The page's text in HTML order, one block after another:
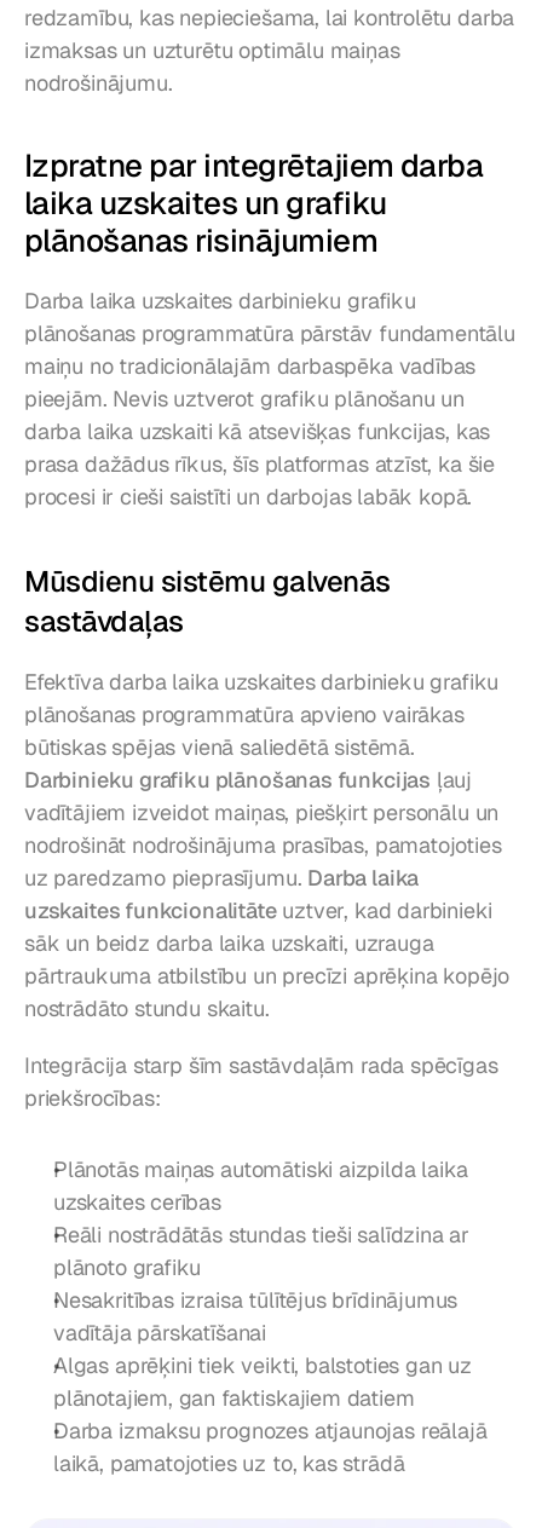
redzamību, kas nepieciešama, lai kontrolētu darba
izmaksas un uzturētu optimālu maiņas
nodrošinājumu.
Izpratne par integrētajiem darba
laika uzskaites un grafiku
plānošanas risinājumiem
Darba laika uzskaites darbinieku grafiku
plānošanas programmatūra pārstāv fundamentālu
maiņu no tradicionālajām darbaspēka vadības
pieejām. Nevis uztverot grafiku plānošanu un
darba laika uzskaiti kā atsevišķas funkcijas, kas
prasa dažādus rīkus, šīs platformas atzīst, ka šie
procesi ir cieši saistīti un darbojas labāk kopā.
Mūsdienu sistēmu galvenās
sastāvdaļas
Efektīva darba laika uzskaites darbinieku grafiku
plānošanas programmatūra apvieno vairākas
Darbinieku grafiku plānošanas funkcijas ļauj
vadītājiem izveidot maiņas, piešķirt personālu un
nodrošināt nodrošinājuma prasības, pamatojoties
uz paredzamo pieprasījumu. Darba laika
uzskaites funkcionalitāte uztver, kad darbinieki
sāk un beidz darba laika uzskaiti, uzrauga
pārtraukuma atbilstību un precīzi aprēķina kopējo
nostrādāto stundu skaitu.
Integrācija starp šīm sastāvdaļām rada spēcīgas
priekšrocības:
Plānotās maiņas automātiski aizpilda laika
uzskaites cerības
Reāli nostrādātās stundas tieši salīdzina ar
plānoto grafiku
Nesakritības izraisa tūlītējus brīdinājumus
vadītāja pārskatīšanai
Algas aprēķini tiek veikti, balstoties gan uz
plānotajiem, gan faktiskajiem datiem
Darba izmaksu prognozes atjaunojas reālajā
laikā, pamatojoties uz to, kas strādā